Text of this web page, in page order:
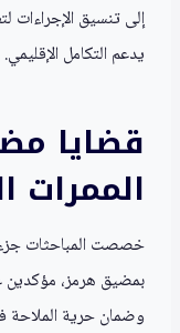
إلى تنسيق الإجراءات
يدعم التكامل الإقليمي.
قضايا
الممرات
خصصت المباحثات
بمضيق هرمز، مؤكدين
وضمان حرية الملاحة